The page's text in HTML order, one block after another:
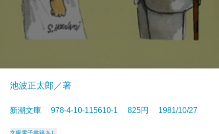
池波正太郎／著
新潮文庫 978-4-10-115610-1 825円 1981/10/27